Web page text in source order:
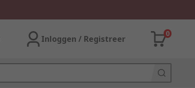
Inloggen / Registreer
0